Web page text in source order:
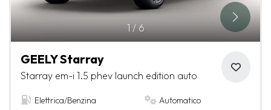
1/6
GEELY Starray
Starray em-i 1.5 phev launch edition auto
Elettrica/Benzina
Automatico